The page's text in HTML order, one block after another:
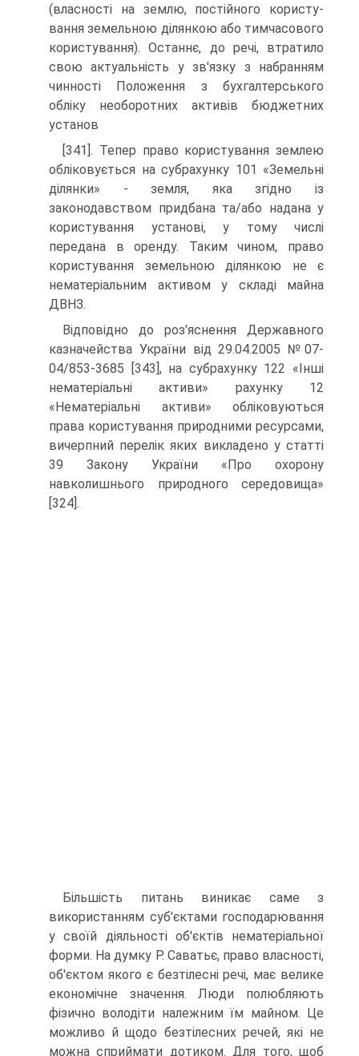
(власності на землю, постійного користу­
вання земельною ділянкою або тимчасового
користу­вання). Останнє, до речі, втратило
свою актуальність у зв'язку з набранням
чинності Положення з бухгалтер­ського
обліку необоротних активів бюджетних
установ
[341]. Тепер право користування землею
обліковується на субрахунку 101 «Земельні
ділянки» - земля, яка згід­но із
законодавством придбана та/або надана у
корис­тування установі, у тому числі
передана в оренду. Та­ким чином, право
користування земельною ділянкою не є
нематеріальним активом у складі майна
ДВНЗ.
Відповідно до роз'яснення Державного
казначей­ства України від 29.04.2005 №07-
04/853-3685 [343], на суб­рахунку 122 «Інші
нематеріальні активи» рахунку 12
«Нематеріальні активи» обліковуються
права корис­тування природними ресурсами,
вичерпний перелік яких викладено у статті
39 Закону України «Про охо­рону
навколишнього природного середовища»
[324].
Більшість питань виникає саме з
використанням суб'єктами господарювання
у своїй діяльності об'єктів не­матеріальної
форми. На думку Р. Саватьє, право власнос­ті,
об'єктом якого є безтілесні речі, має велике
економічне значення. Люди полюбляють
фізично володіти належ­ним їм майном. Це
можливо й щодо безтілесних речей, які не
можна сприймати дотиком. Для того, щоб